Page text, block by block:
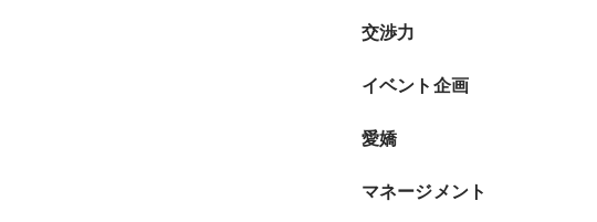
交渉力
イベント企画
愛嬌
マネージメント